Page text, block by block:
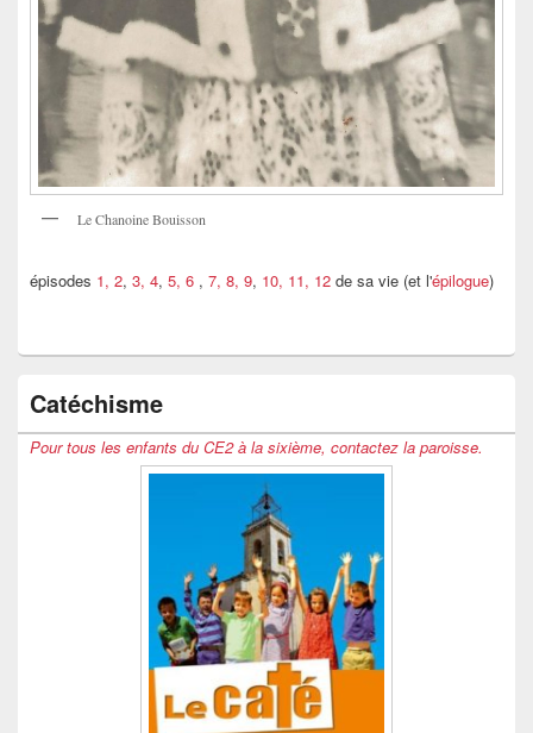
Le Chanoine Bouisson
épisodes 1, 2, 3, 4, 5, 6 , 7, 8, 9, 10, 11, 12 de sa vie (et l'épilogue)
Catéchisme
Pour tous les enfants du CE2 à la sixième, contactez la paroisse.